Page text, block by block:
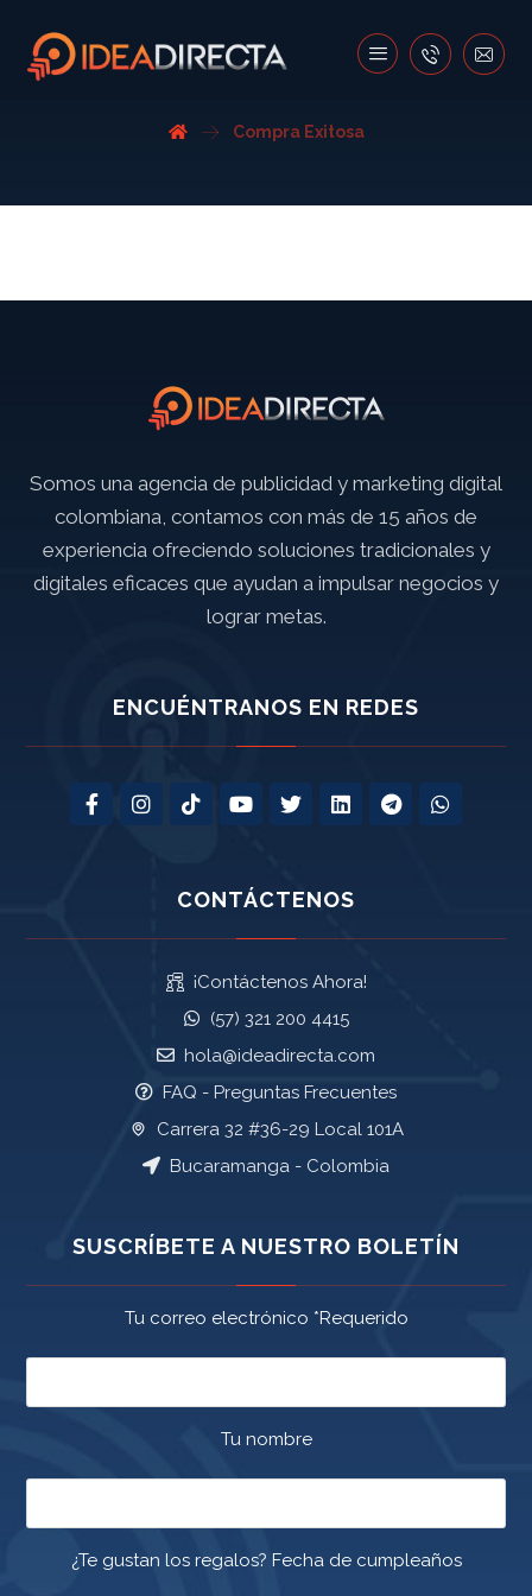
Compra Exitosa
Somos una agencia de publicidad y marketing digital
colombiana, contamos con más de 15 años de
experiencia ofreciendo soluciones tradicionales y
digitales eficaces que ayudan a impulsar negocios y
lograr metas.
ENCUÉNTRANOS EN REDES
CONTÁCTENOS
¡Contáctenos Ahora!
(57) 321 200 4415
hola@ideadirecta.com
FAQ - Preguntas Frecuentes
Carrera 32 #36-29 Local 101A
Bucaramanga - Colombia
SUSCRÍBETE A NUESTRO BOLETÍN
Tu correo electrónico *Requerido
Tu nombre
¿Te gustan los regalos? Fecha de cumpleaños